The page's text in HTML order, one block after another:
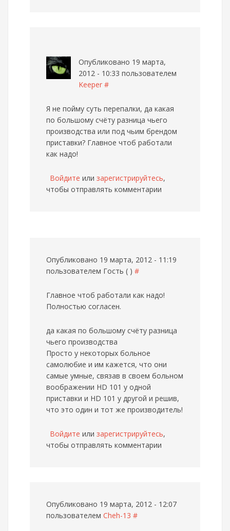
Опубликовано 19 марта,
2012 - 10:33 пользователем
Keeper #
Я не пойму суть перепалки, да какая
по большому счёту разница чьего
производства или под чьим брендом
приставки? Главное чтоб работали
как надо!
Войдите или зарегистрируйтесь,
чтобы отправлять комментарии
Опубликовано 19 марта, 2012 - 11:19
пользователем Гость ( ) #
Главное чтоб работали как надо!
Полностью согласен.
да какая по большому счёту разница
чьего производства
Просто у некоторых больное
самолюбие и им кажется, что они
самые умные, связав в своем больном
воображении HD 101 у одной
приставки и HD 101 у другой и решив,
что это один и тот же производитель!
Войдите или зарегистрируйтесь,
чтобы отправлять комментарии
Опубликовано 19 марта, 2012 - 12:07
пользователем Cheh-13 #